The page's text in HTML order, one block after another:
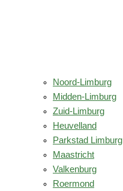
Noord-Limburg
Midden-Limburg
Zuid-Limburg
Heuvelland
Parkstad Limburg
Maastricht
Valkenburg
Roermond